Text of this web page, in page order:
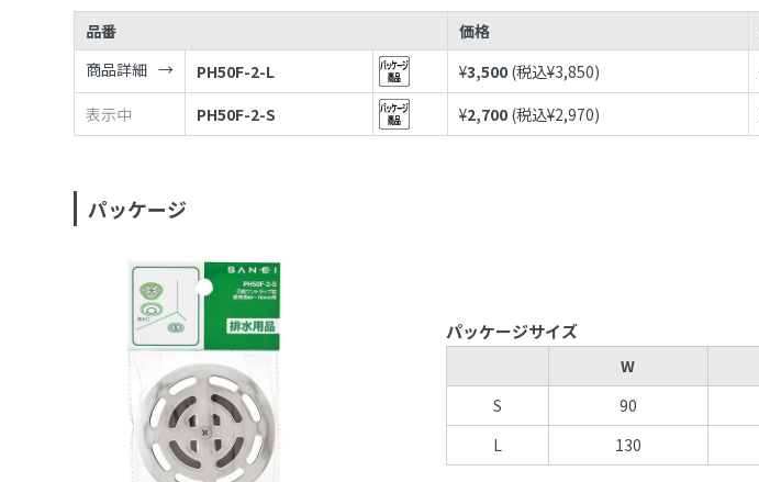
品番 価格
商品詳細
PH50F-2-L ¥3,500 (税込¥3,850)
表示中
PH50F-2-S ¥2,700 (税込¥2,970)
パッケージ
パッケージサイズ
W
S
90
L
130